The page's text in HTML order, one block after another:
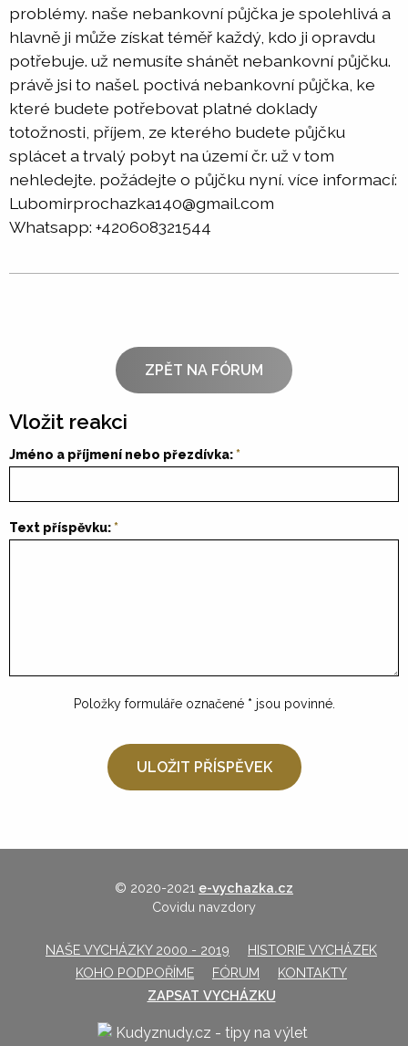
problémy. naše nebankovní půjčka je spolehlivá a
hlavně ji může získat téměř každý, kdo ji opravdu
potřebuje. už nemusíte shánět nebankovní půjčku.
právě jsi to našel. poctivá nebankovní půjčka, ke
které budete potřebovat platné doklady
totožnosti, příjem, ze kterého budete půjčku
splácet a trvalý pobyt na území čr. už v tom
nehledejte. požádejte o půjčku nyní. více informací:
Lubomirprochazka140@gmail.com
Whatsapp: +420608321544
ZPĚT NA FÓRUM
Vložit reakci
Jméno a příjmení nebo přezdívka:
Text příspěvku:
Položky formuláře označené * jsou povinné.
© 2020-2021 e-vychazka.cz
Covidu navzdory
NAŠE VYCHÁZKY 2000 - 2019
HISTORIE VYCHÁZEK
KOHO PODPOŘÍME
FÓRUM
KONTAKTY
ZAPSAT VYCHÁZKU